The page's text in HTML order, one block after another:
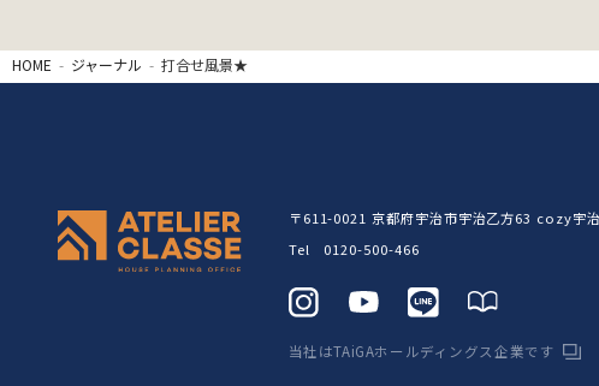
HOME ジャーナル 打合せ風景★
〒611-0021京都府宇治市宇治乙方63 cozy宇
Tel 0120-500-466
当社はTAiGAホールディングス企業です